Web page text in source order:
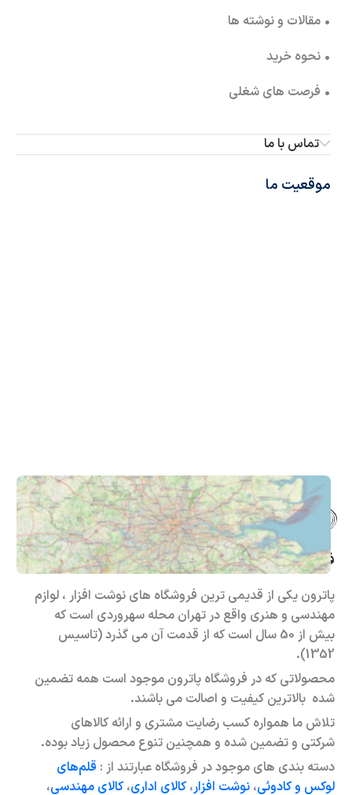
• مقالات و نوشته ها
• نحوه خرید
• فرصت های شغلی
تماس با ما
موقعیت ما
فروشگاه حضوری – اینترنتی پاترون
پاترون یکی از قدیمی ترین فروشگاه های نوشت افزار ، لوازم
مهندسی و هنری واقع در تهران محله سهروردی است که
بیش از 50 سال است که از قدمت آن می گذرد (تاسیس
1352).
محصولاتی که در فروشگاه پاترون موجود است همه تضمین
شده بالاترین کیفیت و اصالت می باشند.
تلاش ما همواره کسب رضایت مشتری و ارائه کالاهای
شرکتی و تضمین شده و همچنین تنوع محصول زیاد بوده.
دسته بندی های موجود در فروشگاه عبارتند از : قلم‌های
لوکس و کادوئی، نوشت افزار،کالای اداری،کالای مهندسی،